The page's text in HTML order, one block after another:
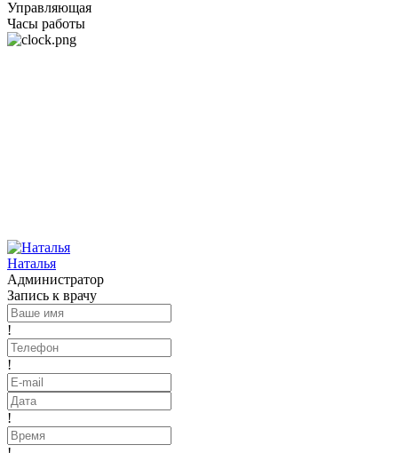
Управляющая
Часы работы
Наталья
Администратор
Запись к врачу
!
!
!